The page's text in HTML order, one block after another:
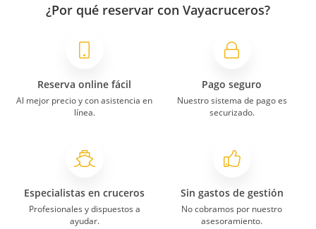
¿Por qué reservar con Vayacruceros?
Reserva online fácil
Al mejor precio y con asistencia en
línea.
Pago seguro
Nuestro sistema de pago es
securizado.
Especialistas en cruceros
Profesionales y dispuestos a
ayudar.
Sin gastos de gestión
No cobramos por nuestro
asesoramiento.